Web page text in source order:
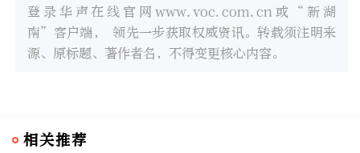
登录华声在线官网www.voc.com.cn或“新湖
南”客户端， 领先一步获取权威资讯。转载须注明来
源、原标题、著作者名，不得变更核心内容。
相关推荐